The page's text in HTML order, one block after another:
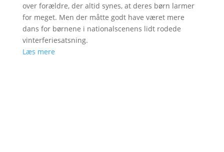
over forældre, der altid synes, at deres børn larmer
for meget. Men der måtte godt have været mere
dans for børnene i nationalscenens lidt rodede
vinterferiesatsning.
Læs mere